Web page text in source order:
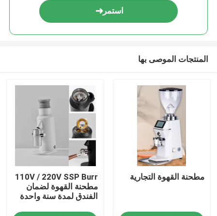
استمر
المنتجات الموصى بها
مطحنة القهوة التجارية
110V / 220V SSP Burr
مطحنة القهوة لضمان
الفندق لمدة سنة واحدة